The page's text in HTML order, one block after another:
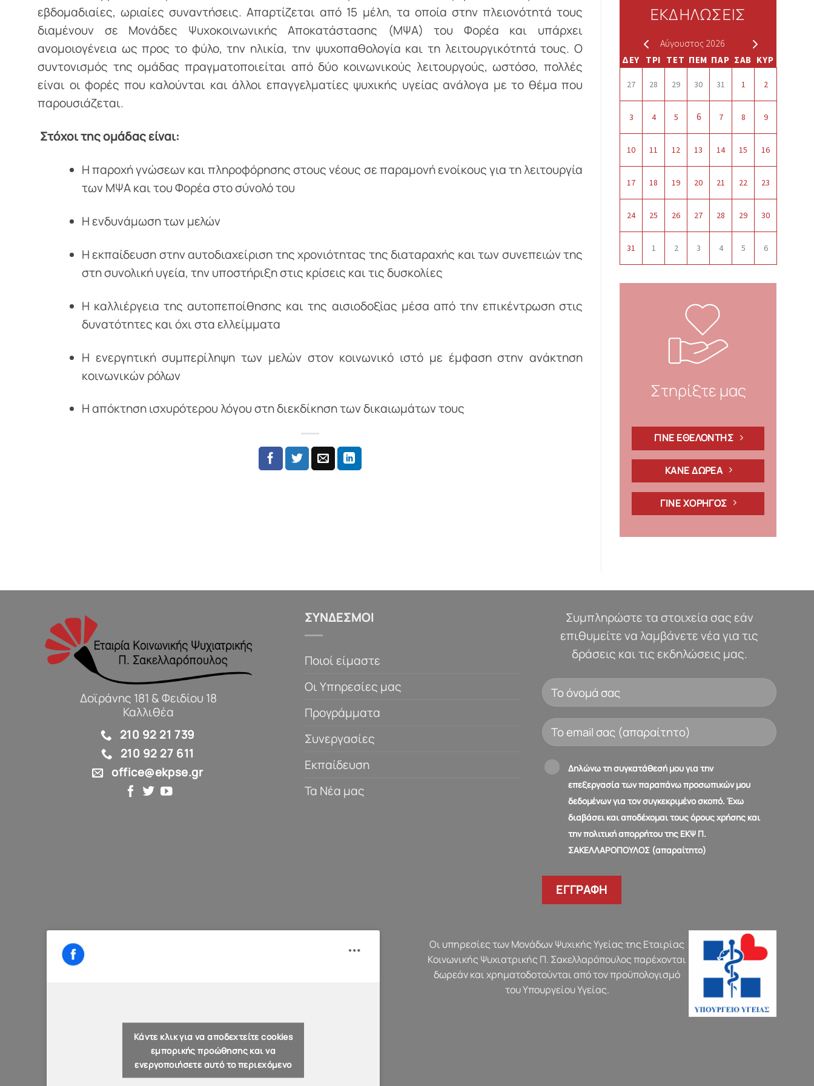
εβδομαδιαίες, ωριαίες συναντήσεις. Απαρτίζεται από 15 μέλη, τα οποία στην πλειονότητά τους
διαμένουν σε Μονάδες Ψυχοκοινωνικής Αποκατάστασης (ΜΨΑ) του Φορέα και υπάρχει
ανομοιογένεια ως προς το φύλο, την ηλικία, την ψυχοπαθολογία και τη λειτουργικότητά τους. Ο
συντονισμός της ομάδας πραγματοποιείται από δύο κοινωνικούς λειτουργούς, ωστόσο, πολλές
είναι οι φορές που καλούνται και άλλοι επαγγελματίες ψυχικής υγείας ανάλογα με το θέμα που
παρουσιάζεται.
Στόχοι της ομάδας είναι:
Η παροχή γνώσεων και πληροφόρησης στους νέους σε παραμονή ενοίκους για τη λειτουργία
των ΜΨΑ και του Φορέα στο σύνολό του
Η ενδυνάμωση των μελών
Η εκπαίδευση στην αυτοδιαχείριση της χρονιότητας της διαταραχής και των συνεπειών της
στη συνολική υγεία, την υποστήριξη στις κρίσεις και τις δυσκολίες
Η καλλιέργεια της αυτοπεποίθησης και της αισιοδοξίας μέσα από την επικέντρωση στις
δυνατότητες και όχι στα ελλείμματα
Η ενεργητική συμπερίληψη των μελών στον κοινωνικό ιστό με έμφαση στην ανάκτηση
κοινωνικών ρόλων
Η απόκτηση ισχυρότερου λόγου στη διεκδίκηση των δικαιωμάτων τους
ΕΚΔΗΛΩΣΕΙΣ
Αύγουστος 2026
ΔΕΥ ΤΡΙ ΤΕΤ ΠΕΜ ΠΑΡ ΣΑΒ ΚΥΡ
27 28 29 30 31 1 2
3 4 5 6 7 8 9
10 11 12 13 14 15 16
17 18 19 20 21 22 23
24 25 26 27 28 29 30
31 1 2 3 4 5 6
Στηρίξτε μας
ΓΙΝΕ ΕΘΕΛΟΝΤΗΣ
ΚΑΝΕ ΔΩΡΕΑ
ΓΙΝΕ ΧΟΡΗΓΟΣ
Δοϊράνης 181 & Φειδίου 18
Καλλιθέα
210 92 21 739
210 92 27 611
office@ekpse.gr
ΣΥΝΔΕΣΜΟΙ
Ποιοί είμαστε
Οι Υπηρεσίες μας
Προγράμματα
Συνεργασίες
Εκπαίδευση
Τα Νέα μας
Συμπληρώστε τα στοιχεία σας εάν
επιθυμείτε να λαμβάνετε νέα για τις
δράσεις και τις εκδηλώσεις μας.
Δηλώνω τη συγκατάθεσή μου για την
επεξεργασία των παραπάνω προσωπικών μου
δεδομένων για τον συγκεκριμένο σκοπό. Έχω
διαβάσει και αποδέχομαι τους όρους χρήσης και
την πολιτική απορρήτου της ΕΚΨ Π.
ΣΑΚΕΛΛΑΡΟΠΟΥΛΟΣ (απαραίτητο)
Κάντε κλικ για να αποδεχτείτε cookies
εμπορικής προώθησης και να
ενεργοποιήσετε αυτό το περιεχόμενο
Οι υπηρεσίες των Μονάδων Ψυχικής Υγείας της Εταιρίας
Κοινωνικής Ψυχιατρικής Π. Σακελλαρόπουλος παρέχονται
δωρεάν και χρηματοδοτούνται από τον προϋπολογισμό
του Υπουργείου Υγείας.